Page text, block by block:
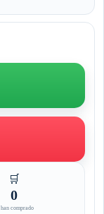
🛒
0
comprado